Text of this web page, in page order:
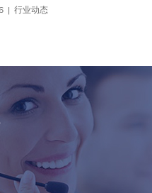
| 行业动态